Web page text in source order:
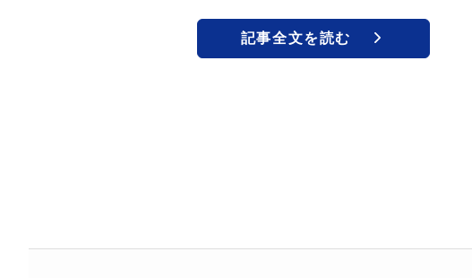
記事全文を読む